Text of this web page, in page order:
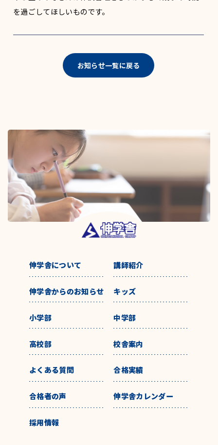
を過ごしてほしいものです。
お知らせ一覧に戻る
伸学舎について 講師紹介
伸学舎からのお知らせ キッズ
小学部 中学部
高校部 校舎案内
よくある質問 合格実績
合格者の声 伸学舎カレンダー
採用情報